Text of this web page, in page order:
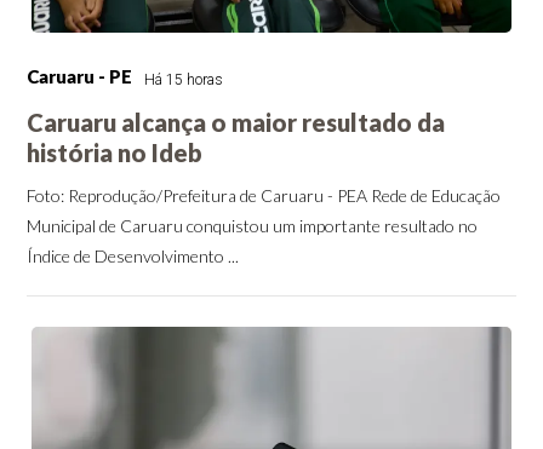
Caruaru - PE Há 15 horas
Caruaru alcança o maior resultado da
história no Ideb
Foto: Reprodução/Prefeitura de Caruaru - PEA Rede de Educação
Municipal de Caruaru conquistou um importante resultado no
Índice de Desenvolvimento ...